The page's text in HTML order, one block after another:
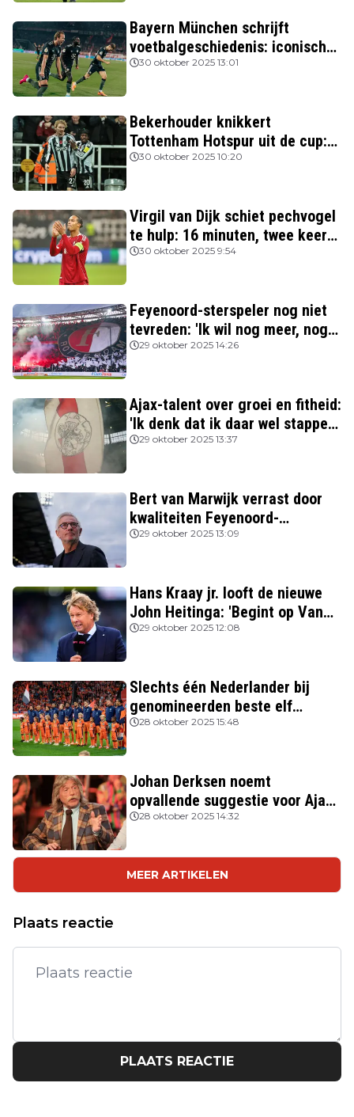
Bayern München schrijft
voetbalgeschiedenis: iconische
Nederlanders verslagen
30 oktober 2025 13:01
Bekerhouder knikkert
Tottenham Hotspur uit de cup:
drie van de vier topclubs nog in
30 oktober 2025 10:20
Virgil van Dijk schiet pechvogel
te hulp: 16 minuten, twee keer
rood
30 oktober 2025 9:54
Feyenoord-sterspeler nog niet
tevreden: 'Ik wil nog meer, nog
beter spelen'
29 oktober 2025 14:26
Ajax-talent over groei en fitheid:
'Ik denk dat ik daar wel stappen
in heb gezet'
29 oktober 2025 13:37
Bert van Marwijk verrast door
kwaliteiten Feyenoord-
aanvoerder: 'Niemand zag
29 oktober 2025 13:09
Hans Kraay jr. looft de nieuwe
John Heitinga: 'Begint op Van
Gaal te lijken'
29 oktober 2025 12:08
Slechts één Nederlander bij
genomineerden beste elf
FIFPRO
28 oktober 2025 15:48
Johan Derksen noemt
opvallende suggestie voor Ajax:
'Wacht op hem als opvolger van
28 oktober 2025 14:32
MEER ARTIKELEN
Plaats reactie
PLAATS REACTIE